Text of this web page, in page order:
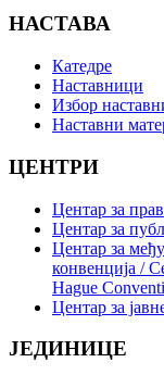
НАСТАВА
Катедре
Наставници
Избор
Наставни
ЦЕНТРИ
Центар за
Центар за
Центар за
конвенција /
Hague
Центар за
ЈЕДИНИЦЕ